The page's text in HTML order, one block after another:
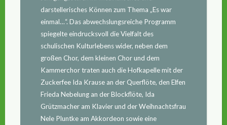
darstellerisches Können zum Thema „Es war
einmal…“. Das abwechslungsreiche Programm
spiegelte eindrucksvoll die Vielfalt des
schulischen Kulturlebens wider, neben dem
großen Chor, dem kleinen Chor und dem
Kammerchor traten auch die Hofkapelle mit der
Zuckerfee Ida Krause an der Querflöte, den Elfen
Frieda Nebelung an der Blockflöte, Ida
Grützmacher am Klavier und der Weihnachtsfrau
Nele Pluntke am Akkordeon sowie eine